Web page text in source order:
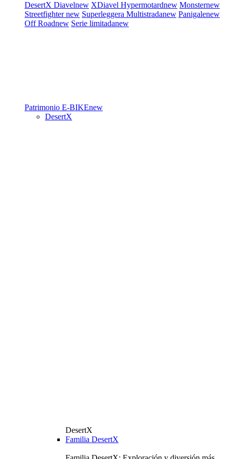
DesertX Diavelnew XDiavel Hypermotardnew Monsternew
Streetfighternew Superleggera Multistradanew Panigalenew
Off Roadnew Serie limitadanew
Patrimonio E-BIKEnew
DesertX
DesertX
Familia DesertX